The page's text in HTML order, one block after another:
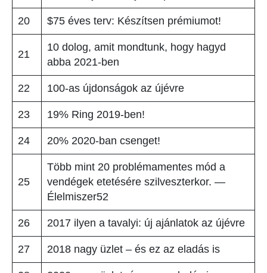
20 $75 éves terv: Készítsen prémiumot!
21
10 dolog, amit mondtunk, hogy hagyd
abba 2021-ben
22 100-as újdonságok az újévre
23 19% Ring 2019-ben!
24 20% 2020-ban csenget!
25
Több mint 20 problémamentes mód a
vendégek etetésére szilveszterkor. —
Élelmiszer52
26 2017 ilyen a tavalyi: új ajánlatok az újévre
27 2018 nagy üzlet – és ez az eladás is